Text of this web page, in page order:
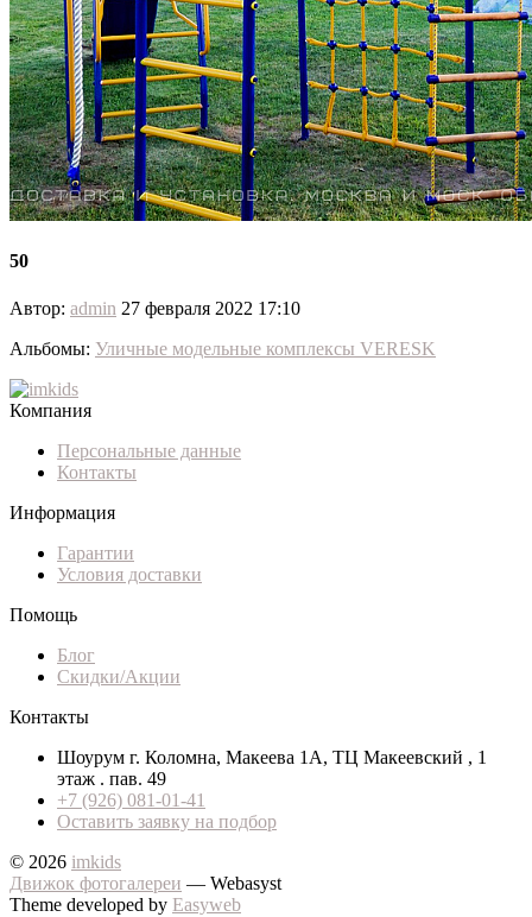
50
Автор: admin 27 февраля 2022 17:10
Альбомы: Уличные модельные комплексы VERESK
Компания
Персональные данные
Контакты
Информация
Гарантии
Условия доставки
Помощь
Блог
Скидки/Акции
Контакты
Шоурум г. Коломна, Макеева 1А, ТЦ Макеевский , 1
этаж . пав. 49
+7 (926) 081-01-41
Оставить заявку на подбор
© 2026 imkids
Движок фотогалереи — Webasyst
Theme developed by Easyweb